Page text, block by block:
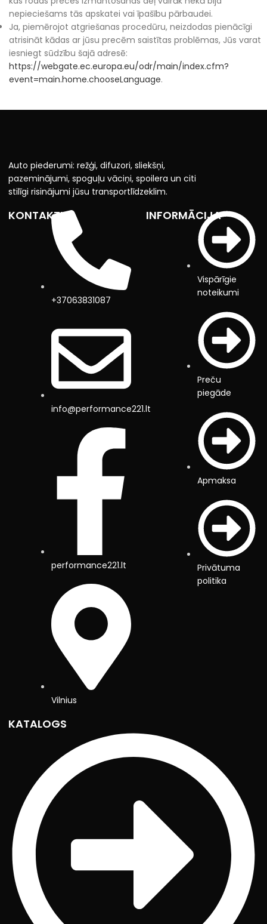
nepieciešams tās apskatei vai īpašību pārbaudei.
Ja, piemērojot atgriešanas procedūru, neizdodas pienācīgi
atrisināt kādas ar jūsu precēm saistītas problēmas, Jūs varat
iesniegt sūdzību šajā adresē:
https://webgate.ec.europa.eu/odr/main/index.cfm?
event=main.home.chooseLanguage.
Auto piederumi: režģi, difuzori, sliekšņi,
pazeminājumi, spoguļu vāciņi, spoilera un citi
stilīgi risinājumi jūsu transportlīdzeklim.
KONTAKTI
+37063831087
info@performance221.lt
performance221.lt
Vilnius
INFORMĀCIJA
Vispārīgie
noteikumi
Preču
piegāde
Apmaksa
Privātuma
politika
KATALOGS